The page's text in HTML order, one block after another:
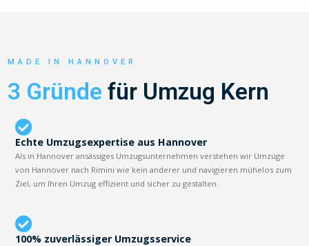
MADE IN HANNOVER
3 Gründe für Umzug Kern
Echte Umzugsexpertise aus Hannover
Als in Hannover ansässiges Umzugsunternehmen verstehen wir Umzüge
von Hannover nach Rimini wie kein anderer und navigieren mühelos zum
Ziel, um Ihren Umzug effizient und sicher zu gestalten.
100% zuverlässiger Umzugsservice